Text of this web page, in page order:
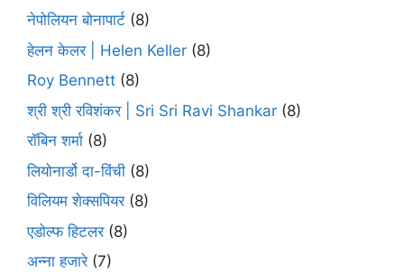
नेपोलियन बोनापार्ट (8)
हेलन केलर | Helen Keller (8)
Roy Bennett (8)
श्री श्री रविशंकर | Sri Sri Ravi Shankar (8)
रॉबिन शर्मा (8)
लियोनार्डो दा-विंची (8)
विलियम शेक्सपियर(8)
एडोल्फ हिटलर(8)
अन्ना हजारे(7)